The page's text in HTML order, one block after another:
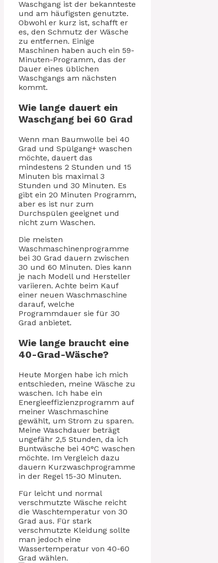
Waschgang ist der bekannteste
und am häufigsten genutzte.
Obwohl er kurz ist, schafft er
es, den Schmutz der Wäsche
zu entfernen. Einige
Maschinen haben auch ein 59-
Minuten-Programm, das der
Dauer eines üblichen
Waschgangs am nächsten
kommt.
Wie lange dauert ein
Waschgang bei 60 Grad
Wenn man Baumwolle bei 40
Grad und Spülgang+ waschen
möchte, dauert das
mindestens 2 Stunden und 15
Minuten bis maximal 3
Stunden und 30 Minuten. Es
gibt ein 20 Minuten Programm,
aber es ist nur zum
Durchspülen geeignet und
nicht zum Waschen.
Die meisten
Waschmaschinenprogramme
bei 30 Grad dauern zwischen
30 und 60 Minuten. Dies kann
je nach Modell und Hersteller
variieren. Achte beim Kauf
einer neuen Waschmaschine
darauf, welche
Programmdauer sie für 30
Grad anbietet.
Wie lange braucht eine
40-Grad-Wäsche?
Heute Morgen habe ich mich
entschieden, meine Wäsche zu
waschen. Ich habe ein
Energieeffizienzprogramm auf
meiner Waschmaschine
gewählt, um Strom zu sparen.
Meine Waschdauer beträgt
ungefähr 2,5 Stunden, da ich
Buntwäsche bei 40°C waschen
möchte. Im Vergleich dazu
dauern Kurzwaschprogramme
in der Regel 15-30 Minuten.
Für leicht und normal
verschmutzte Wäsche reicht
die Waschtemperatur von 30
Grad aus. Für stark
verschmutzte Kleidung sollte
man jedoch eine
Wassertemperatur von 40-60
Grad wählen.